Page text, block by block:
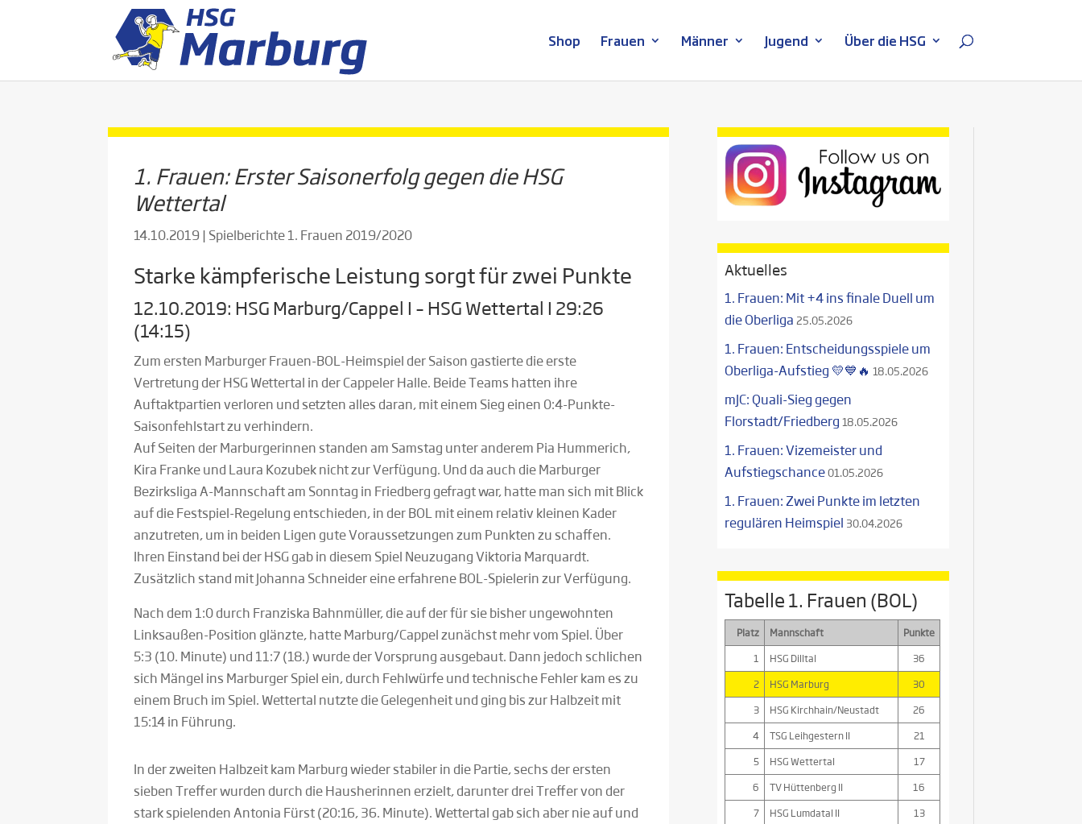
Shop Frauen Männer Jugend Über die HSG
1. Frauen: Erster Saisonerfolg gegen die HSG
Wettertal
14.10.2019| Spielberichte 1. Frauen 2019/2020
Starke kämpferische Leistung sorgt für zwei Punkte
12.10.2019: HSG Marburg/Cappel I – HSG Wettertal I 29:26
(14:15)
Zum ersten Marburger Frauen-BOL-Heimspiel der Saison gastierte die erste
Vertretung der HSG Wettertal in der Cappeler Halle. Beide Teams hatten ihre
Auftaktpartien verloren und setzten alles daran, mit einem Sieg einen 0:4-Punkte-
Saisonfehlstart zu verhindern.
Auf Seiten der Marburgerinnen standen am Samstag unter anderem Pia Hummerich,
Kira Franke und Laura Kozubek nicht zur Verfügung. Und da auch die Marburger
Bezirksliga A-Mannschaft am Sonntag in Friedberg gefragt war, hatte man sich mit Blick
auf die Festspiel-Regelung entschieden, in der BOL mit einem relativ kleinen Kader
anzutreten, um in beiden Ligen gute Voraussetzungen zum Punkten zu schaffen.
Ihren Einstand bei der HSG gab in diesem Spiel Neuzugang Viktoria Marquardt.
Zusätzlich stand mit Johanna Schneider eine erfahrene BOL-Spielerin zur Verfügung.
Nach dem 1:0 durch Franziska Bahnmüller, die auf der für sie bisher ungewohnten
Linksaußen-Position glänzte, hatte Marburg/Cappel zunächst mehr vom Spiel. Über
5:3 (10. Minute) und 11:7 (18.) wurde der Vorsprung ausgebaut. Dann jedoch schlichen
sich Mängel ins Marburger Spiel ein, durch Fehlwürfe und technische Fehler kam es zu
einem Bruch im Spiel. Wettertal nutzte die Gelegenheit und ging bis zur Halbzeit mit
15:14 in Führung.
In der zweiten Halbzeit kam Marburg wieder stabiler in die Partie, sechs der ersten
sieben Treffer wurden durch die Hausherinnen erzielt, darunter drei Treffer von der
stark spielenden Antonia Fürst (20:16, 36. Minute). Wettertal gab sich aber nie auf und
Aktuelles
1. Frauen: Mit +4 ins finale Duell um
die Oberliga 25.05.2026
1. Frauen: Entscheidungsspiele um
Oberliga-Aufstieg 💛💙🔥 18.05.2026
mJC: Quali-Sieg gegen
Florstadt/Friedberg 18.05.2026
1. Frauen: Vizemeister und
Aufstiegschance01.05.2026
1. Frauen: Zwei Punkte im letzten
regulären Heimspiel 30.04.2026
Tabelle 1. Frauen (BOL)
Platz Mannschaft
Punkte
1
HSG Dilltal
36
2
HSG Marburg
30
3
HSG Kirchhain/Neustadt
26
4
TSG Leihgestern II
21
5
HSG Wettertal
17
6
TV Hüttenberg II
16
7
HSG Lumdatal II
13